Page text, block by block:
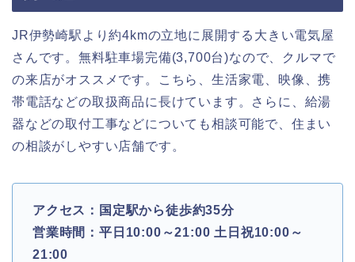
JR伊勢崎駅より約4kmの立地に展開する大きい電気屋
さんです。無料駐車場完備(3,700台)なので、クルマで
の来店がオススメです。こちら、生活家電、映像、携
帯電話などの取扱商品に長けています。さらに、給湯
器などの取付工事などについても相談可能で、住まい
の相談がしやすい店舗です。
アクセス：国定駅から徒歩約35分
営業時間：平日10:00～21:00 土日祝10:00～
21:00